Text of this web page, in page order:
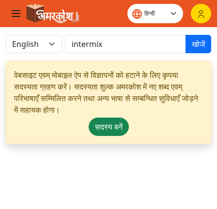
खोजें
वेबसाइट एवम् मोबाइल ऐप से विज्ञापनों को हटाने के लिए कृपया
सदस्यता ग्रहण करें। सदस्यता शुल्क अमरकोश में नए शब्द एवम्
परिभाषाएँ सम्मिलित करने तथा अन्य भाषा से सम्बन्धित सुविधाएँ जोड़ने
में सहायक होगा।
सदस्य बनें